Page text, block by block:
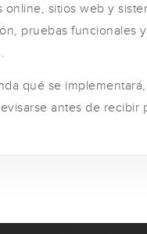
sitios web y
pruebas funcionales y
qué se
antes de recibir